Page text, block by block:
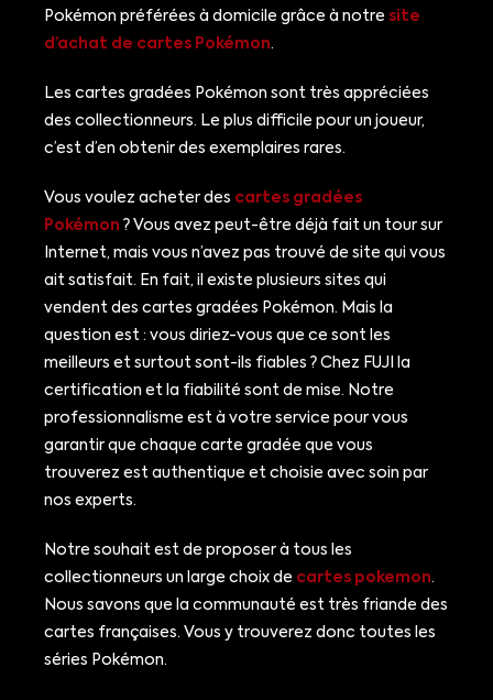
Pokémon préférées à domicile grâce à notre site
d’achat de cartes Pokémon.
Les cartes gradées Pokémon sont très appréciées
des collectionneurs. Le plus difficile pour un joueur,
c’est d’en obtenir des exemplaires rares.
Vous voulez acheter des cartes gradées
Pokémon ? Vous avez peut-être déjà fait un tour sur
Internet, mais vous n’avez pas trouvé de site qui vous
ait satisfait. En fait, il existe plusieurs sites qui
vendent des cartes gradées Pokémon. Mais la
question est : vous diriez-vous que ce sont les
meilleurs et surtout sont-ils fiables ? Chez FUJI la
certification et la fiabilité sont de mise. Notre
professionnalisme est à votre service pour vous
garantir que chaque carte gradée que vous
trouverez est authentique et choisie avec soin par
nos experts.
Notre souhait est de proposer à tous les
collectionneurs un large choix de cartes pokemon.
Nous savons que la communauté est très friande des
cartes françaises. Vous y trouverez donc toutes les
séries Pokémon.